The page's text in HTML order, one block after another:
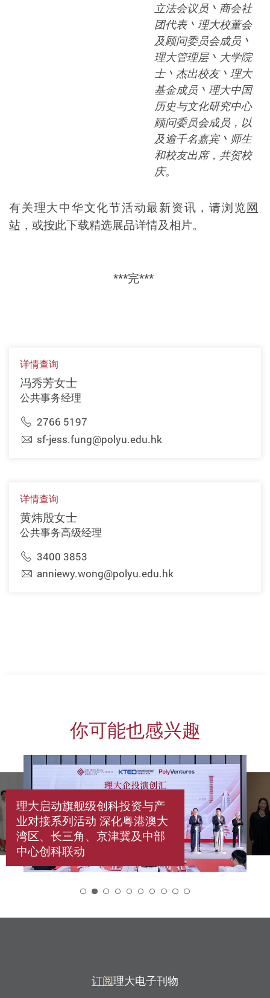
立法会议员丶商会社
团代表丶理大校董会
及顾问委员会成员丶
理大管理层丶大学院
士丶杰出校友丶理大
基金成员丶理大中国
历史与文化研究中心
顾问委员会成员，以
及逾千名嘉宾丶师生
和校友出席，共贺校
庆。
有关理大中华文化节活动最新资讯，请浏览网
站 ，或按此下载精选展品详情及相片。
***完***
详情查询
冯秀芳女士
公共事务经理
2766 5197
sf-jess.fung@polyu.edu.hk
详情查询
黄炜殷女士
公共事务高级经理
3400 3853
anniewy.wong@polyu.edu.hk
你可能也感兴趣
理大启动旗舰级创科投资与产
业对接系列活动 深化粤港澳大
湾区、长三角、京津冀及中部
中心创科联动
订阅理大电子刊物